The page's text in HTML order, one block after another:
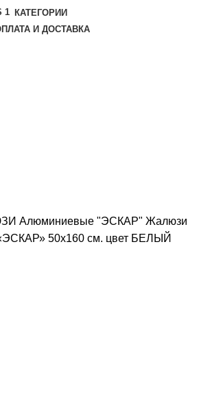
КАТЕГОРИИ
И ДОСТАВКА
Алюминиевые "ЭСКАР" Жалюзи
50х160 см. цвет БЕЛЫЙ